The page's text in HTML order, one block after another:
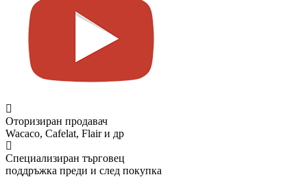
Оторизиран продавач
Wacaco, Cafelat, Flair и др
Специализиран търговец
поддръжка преди и след покупка